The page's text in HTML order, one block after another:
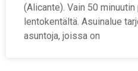
(Alicante). Vain 50
lentokentältä. Asuinalue
asuntoja, joissa on